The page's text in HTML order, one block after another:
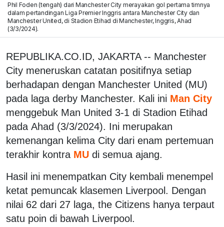
Phil Foden (tengah) dari Manchester City merayakan gol pertama timnya
dalam pertandingan Liga Premier Inggris antara Manchester City dan
Manchester United, di Stadion Etihad di Manchester, Inggris, Ahad
(3/3/2024).
REPUBLIKA.CO.ID, JAKARTA -- Manchester
City meneruskan catatan positifnya setiap
berhadapan dengan Manchester United (MU)
pada laga derby Manchester. Kali ini Man City
menggebuk Man United 3-1 di Stadion Etihad
pada Ahad (3/3/2024). Ini merupakan
kemenangan kelima City dari enam pertemuan
terakhir kontra MU di semua ajang.
Hasil ini menempatkan City kembali menempel
ketat pemuncak klasemen Liverpool. Dengan
nilai 62 dari 27 laga, the Citizens hanya terpaut
satu poin di bawah Liverpool.